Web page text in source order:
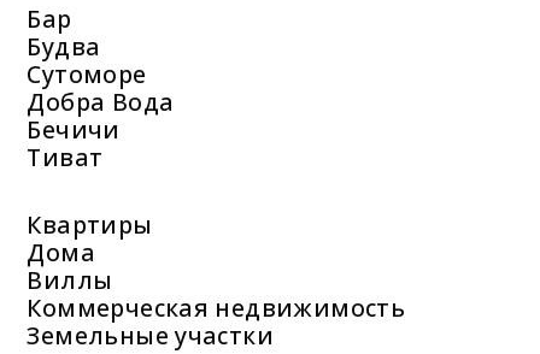
Бар
Будва
Сутоморе
Добра Вода
Бечичи
Тиват
Квартиры
Дома
Виллы
Коммерческая недвижимость
Земельные участки